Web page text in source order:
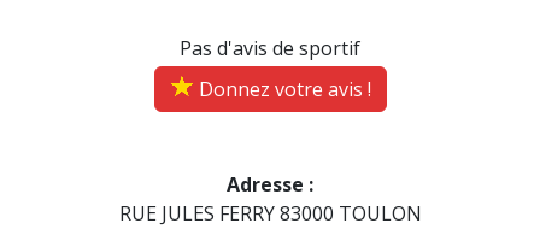
Pas d'avis de sportif
Donnez votre avis !
Adresse :
RUE JULES FERRY 83000 TOULON